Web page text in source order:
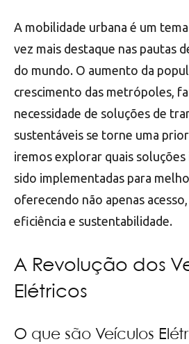
A mobilidade urbana é um
vez mais destaque nas pautas
do mundo. O aumento da
crescimento das metrópoles,
necessidade de soluções de
sustentáveis se torne uma
iremos explorar quais
sido implementadas para
oferecendo não apenas
eficiência e sustentabilidade.
A Revolução dos
Elétricos
O que são Veículos